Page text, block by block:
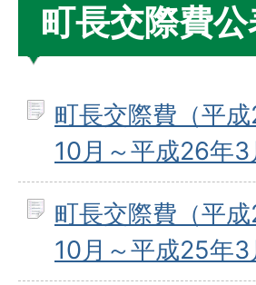
町長交際費
町長交際費（平
10月～平成26年3
町長交際費（平
10月～平成25年3